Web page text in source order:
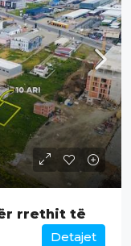
rrethit të
Detajet